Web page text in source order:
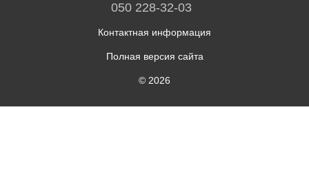
050 228-32-03
Контактная информация
Полная версия сайта
© 2026